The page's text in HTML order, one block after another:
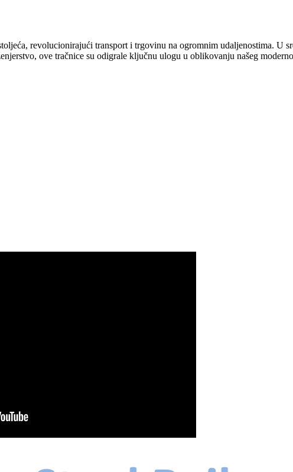
revolucionirajući transport i trgovinu na ogromnim udaljenostima. U
ove tračnice su odigrale ključnu ulogu u oblikovanju našeg